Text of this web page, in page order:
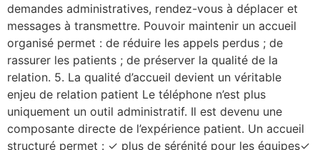
demandes administratives, rendez-vous à déplacer et
messages à transmettre. Pouvoir maintenir un accueil
organisé permet : de réduire les appels perdus ; de
rassurer les patients ; de préserver la qualité de la
relation. 5. La qualité d’accueil devient un véritable
enjeu de relation patient Le téléphone n’est plus
uniquement un outil administratif. Il est devenu une
composante directe de l’expérience patient. Un accueil
structuré permet : ✓ plus de sérénité pour les équipes✓